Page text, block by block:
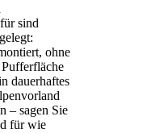
sind
ohne
dauerhaftes
– sagen Sie
für wie